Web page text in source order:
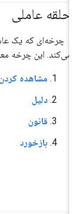
حلقه عاملی
چرخه‌ای که یک
می‌کند. این چرخه
مشاهده کردن
دلیل
قانون
بازخورد